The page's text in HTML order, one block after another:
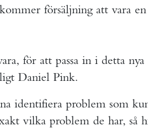
försäljning att vara
för att passa in i detta
Daniel Pink.
identifiera problem som
vilka problem de har, så